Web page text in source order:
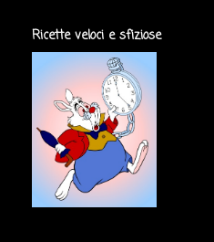
Ricette veloci e sfiziose